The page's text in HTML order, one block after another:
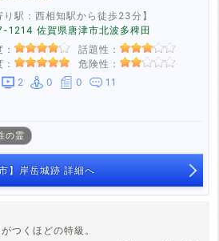
り駅：西相知駅から徒歩23分】
1214 佐賀県唐津市北波多稗田
話題性：
危険性：
2 0 0 11
の霊
市】岸岳城跡 詳細へ
つくほどの特級。